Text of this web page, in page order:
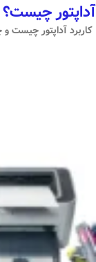
آداپتور چیست؟
کاربرد‌ آداپتور چیست و